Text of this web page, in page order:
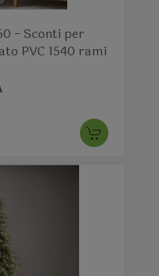
- Sconti per
PVC 1540 rami